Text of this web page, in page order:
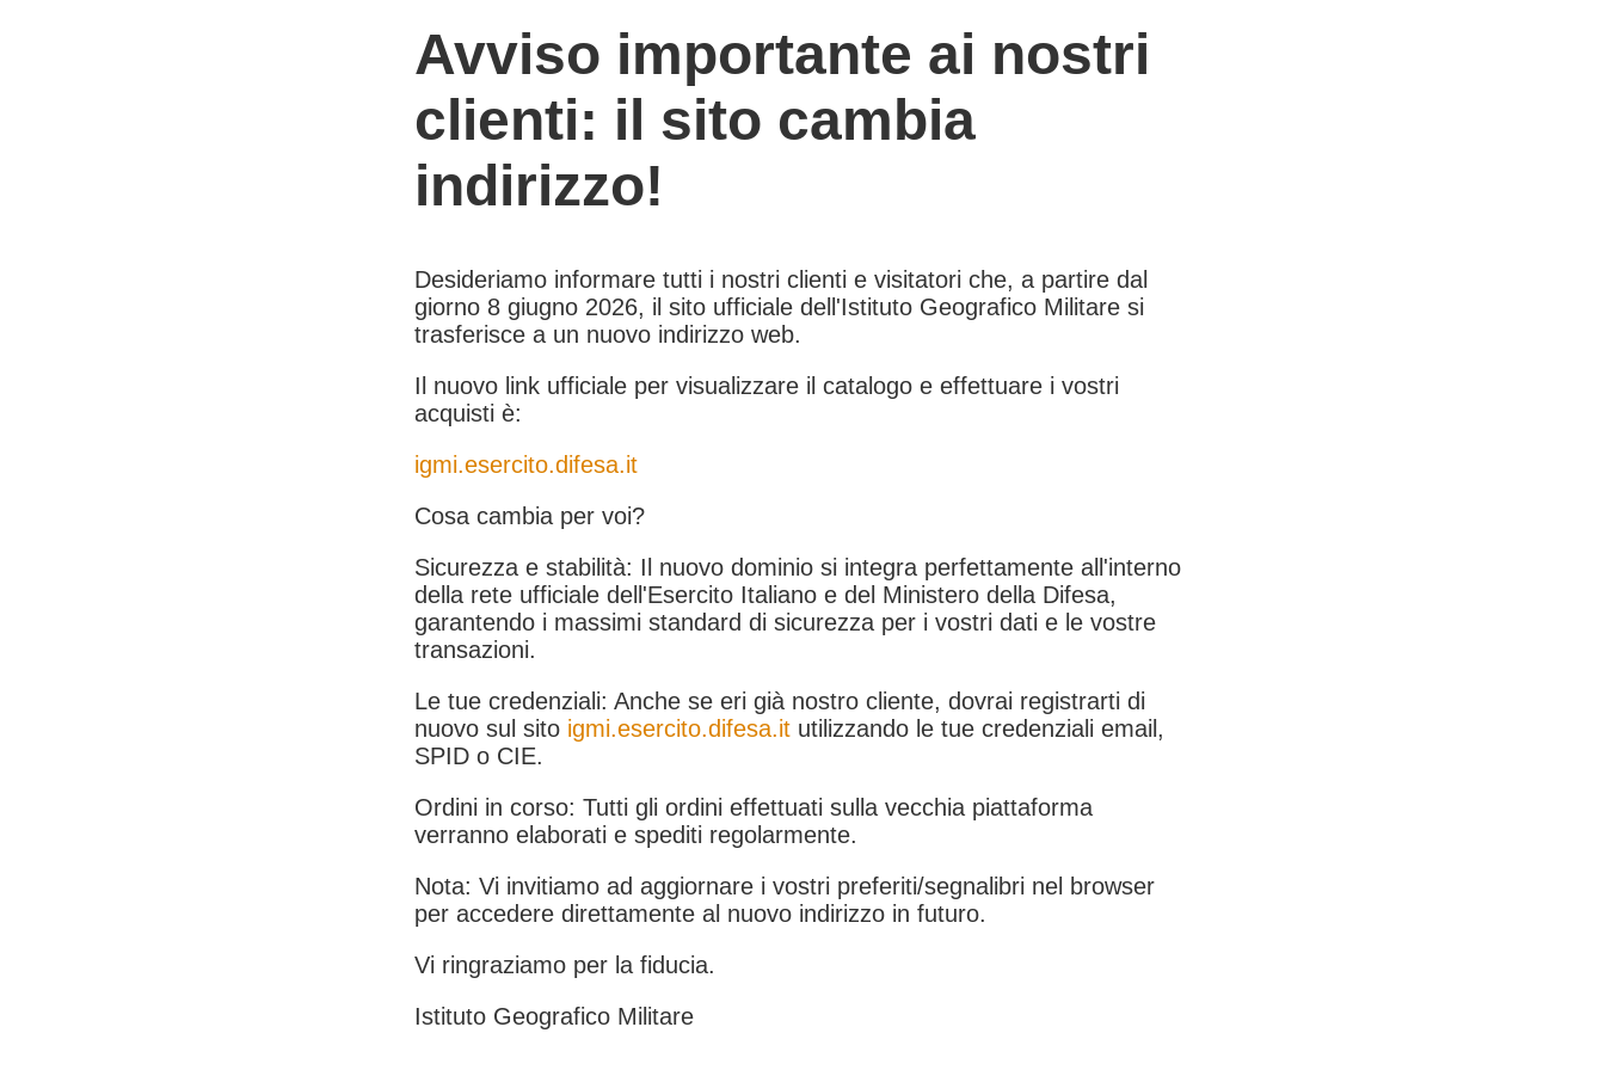
Avviso importante ai nostri
clienti: il sito cambia
indirizzo!
Desideriamo informare tutti i nostri clienti e visitatori che, a partire dal
giorno 8 giugno 2026, il sito ufficiale dell'Istituto Geografico Militare si
trasferisce a un nuovo indirizzo web.
Il nuovo link ufficiale per visualizzare il catalogo e effettuare i vostri
acquisti è:
igmi.esercito.difesa.it
Cosa cambia per voi?
Sicurezza e stabilità: Il nuovo dominio si integra perfettamente all'interno
della rete ufficiale dell'Esercito Italiano e del Ministero della Difesa,
garantendo i massimi standard di sicurezza per i vostri dati e le vostre
transazioni.
Le tue credenziali: Anche se eri già nostro cliente, dovrai registrarti di
nuovo sul sito igmi.esercito.difesa.it utilizzando le tue credenziali email,
SPID o CIE.
Ordini in corso: Tutti gli ordini effettuati sulla vecchia piattaforma
verranno elaborati e spediti regolarmente.
Nota: Vi invitiamo ad aggiornare i vostri preferiti/segnalibri nel browser
per accedere direttamente al nuovo indirizzo in futuro.
Vi ringraziamo per la fiducia.
Istituto Geografico Militare